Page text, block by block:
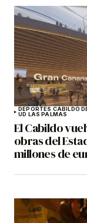
DEPORTES CABILDO
UD LAS PALMAS
El Cabildo
obras del
millones de